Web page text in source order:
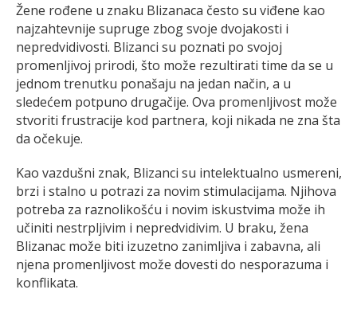
Žene rođene u znaku Blizanaca često su viđene kao
najzahtevnije supruge zbog svoje dvojakosti i
nepredvidivosti. Blizanci su poznati po svojoj
promenljivoj prirodi, što može rezultirati time da se u
jednom trenutku ponašaju na jedan način, a u
sledećem potpuno drugačije. Ova promenljivost može
stvoriti frustracije kod partnera, koji nikada ne zna šta
da očekuje.
Kao vazdušni znak, Blizanci su intelektualno usmereni,
brzi i stalno u potrazi za novim stimulacijama. Njihova
potreba za raznolikošću i novim iskustvima može ih
učiniti nestrpljivim i nepredvidivim. U braku, žena
Blizanac može biti izuzetno zanimljiva i zabavna, ali
njena promenljivost može dovesti do nesporazuma i
konflikata.